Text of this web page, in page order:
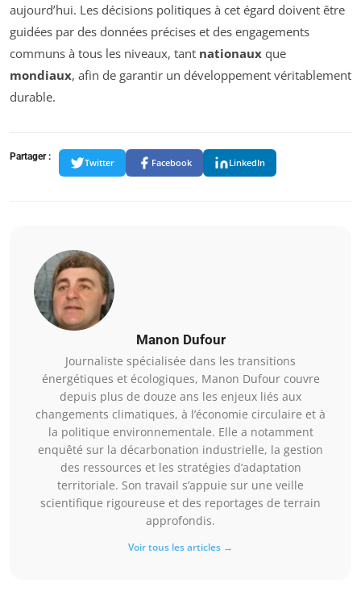
aujourd’hui. Les décisions politiques à cet égard doivent être
guidées par des données précises et des engagements
communs à tous les niveaux, tant nationaux que
mondiaux, afin de garantir un développement véritablement
durable.
Partager :
Twitter Facebook LinkedIn
Manon Dufour
Journaliste spécialisée dans les transitions
énergétiques et écologiques, Manon Dufour couvre
depuis plus de douze ans les enjeux liés aux
changements climatiques, à l’économie circulaire et à
la politique environnementale. Elle a notamment
enquêté sur la décarbonation industrielle, la gestion
des ressources et les stratégies d’adaptation
territoriale. Son travail s’appuie sur une veille
scientifique rigoureuse et des reportages de terrain
approfondis.
Voir tous les articles →